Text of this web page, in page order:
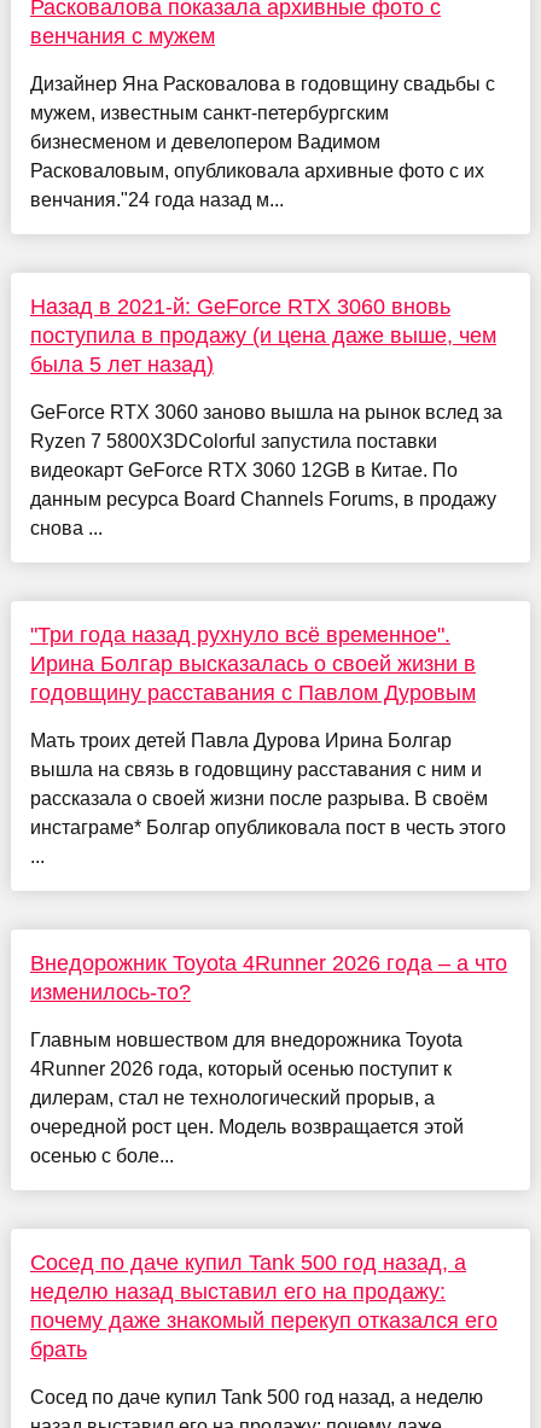
Расковалова показала архивные фото с
венчания с мужем
Дизайнер Яна Расковалова в годовщину свадьбы с
мужем, известным санкт-петербургским
бизнесменом и девелопером Вадимом
Расковаловым, опубликовала архивные фото с их
венчания."24 года назад м...
Назад в 2021-й: GeForce RTX 3060 вновь
поступила в продажу (и цена даже выше, чем
была 5 лет назад)
GeForce RTX 3060 заново вышла на рынок вслед за
Ryzen 7 5800X3DColorful запустила поставки
видеокарт GeForce RTX 3060 12GB в Китае. По
данным ресурса Board Channels Forums, в продажу
снова ...
"Три года назад рухнуло всё временное".
Ирина Болгар высказалась о своей жизни в
годовщину расставания с Павлом Дуровым
Мать троих детей Павла Дурова Ирина Болгар
вышла на связь в годовщину расставания с ним и
рассказала о своей жизни после разрыва. В своём
инстаграме* Болгар опубликовала пост в честь этого
...
Внедорожник Toyota 4Runner 2026 года – а что
изменилось-то?
Главным новшеством для внедорожника Toyota
4Runner 2026 года, который осенью поступит к
дилерам, стал не технологический прорыв, а
очередной рост цен. Модель возвращается этой
осенью с боле...
Сосед по даче купил Tank 500 год назад, а
неделю назад выставил его на продажу:
почему даже знакомый перекуп отказался его
брать
Сосед по даче купил Tank 500 год назад, а неделю